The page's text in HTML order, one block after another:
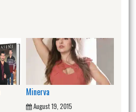
Minerva
August 19, 2015